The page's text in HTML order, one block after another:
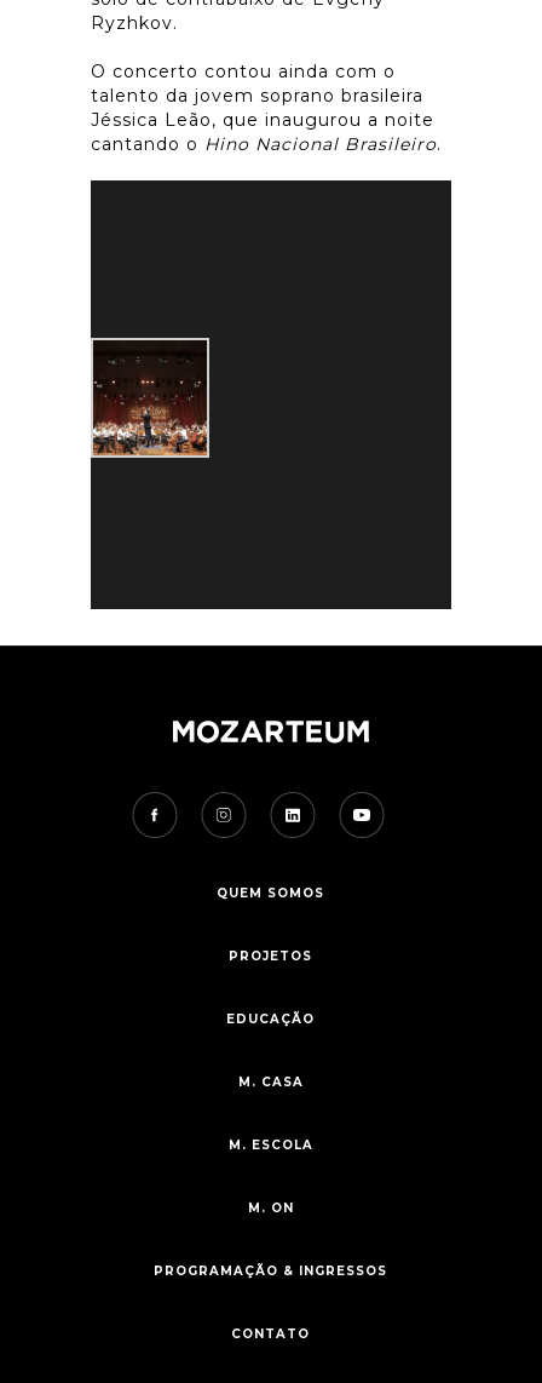
Ryzhkov.
O concerto contou ainda com o
talento da jovem soprano brasileira
Jéssica Leão, que inaugurou a noite
cantando o Hino Nacional Brasileiro.
QUEM SOMOS
PROJETOS
EDUCAÇÃO
M. CASA
M. ESCOLA
M. ON
PROGRAMAÇÃO & INGRESSOS
CONTATO